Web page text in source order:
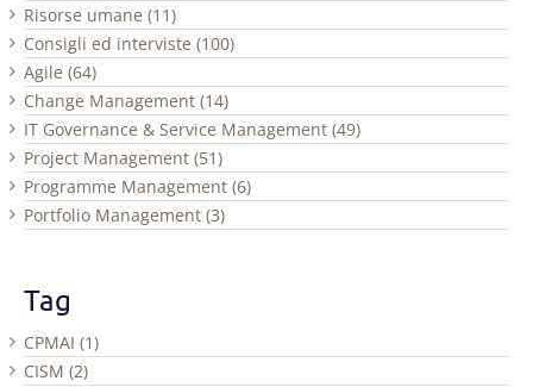
Risorse umane (11)
Consigli ed interviste (100)
Agile (64)
Change Management (14)
IT Governance & Service Management (49)
Project Management (51)
Programme Management (6)
Portfolio Management (3)
Tag
CPMAI (1)
CISM (2)